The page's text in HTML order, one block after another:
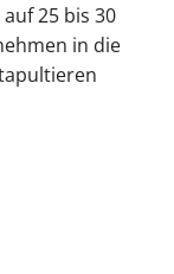
25 bis 30
in die